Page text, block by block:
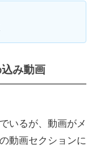
み動画
いるが、動画がメ
動画セクションに